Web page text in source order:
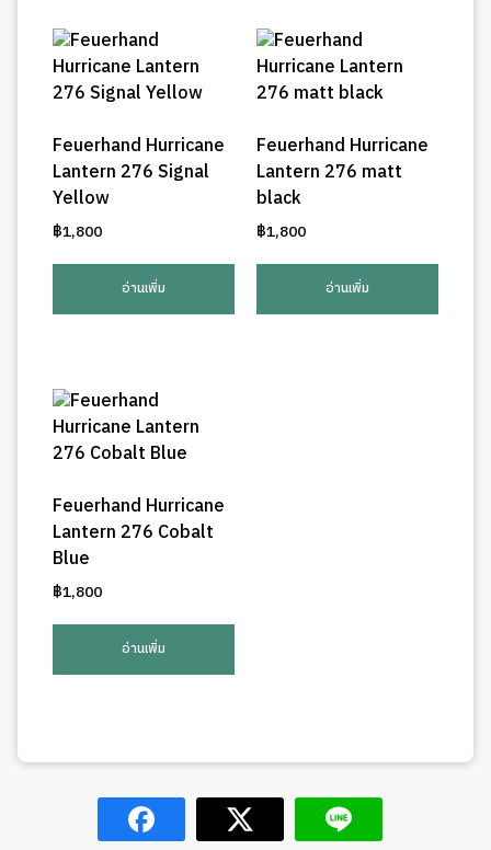
Feuerhand Hurricane
Lantern 276 Signal
Yellow
฿1,800
อ่านเพิ่ม
Feuerhand Hurricane
Lantern 276 matt
black
฿1,800
อ่านเพิ่ม
Feuerhand Hurricane
Lantern 276 Cobalt
Blue
฿1,800
อ่านเพิ่ม